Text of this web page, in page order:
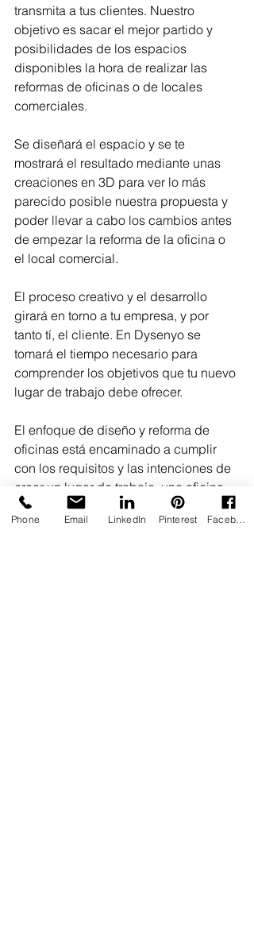
transmita a tus clientes. Nuestro
objetivo es sacar el mejor partido y
posibilidades de los espacios
disponibles la hora de realizar las
reformas de oficinas o de locales
comerciales.
Se diseñará el espacio y se te
mostrará el resultado mediante unas
creaciones en 3D para ver lo más
parecido posible nuestra propuesta y
poder llevar a cabo los cambios antes
de empezar la reforma de la oficina o
el local comercial.
El proceso creativo y el desarrollo
girará en torno a tu empresa, y por
tanto tí, el cliente. En Dysenyo se
tomará el tiempo necesario para
comprender los objetivos que tu nuevo
lugar de trabajo debe ofrecer.
El enfoque de diseño y reforma de
oficinas está encaminado a cumplir
con los requisitos y las intenciones de
crear un lugar de trabajo, una oficina,
un restaurante, una tienda, o cualquier
otro tipo de negocio del que tus
Phone Email LinkedIn Pinterest